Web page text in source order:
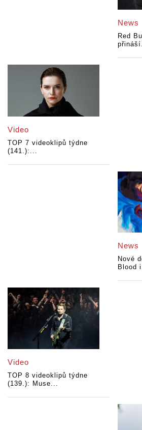
News
Red
Video
TOP 7 videoklipů týdne
(141.):...
News
Nové
Blood
Video
TOP 8 videoklipů týdne
(139.): Muse...